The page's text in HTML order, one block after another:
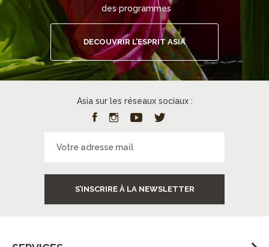
des programmes
DECOUVRIR L’ESPRIT ASIA
Asia sur les réseaux sociaux :
S’INSCRIRE À LA NEWSLETTER